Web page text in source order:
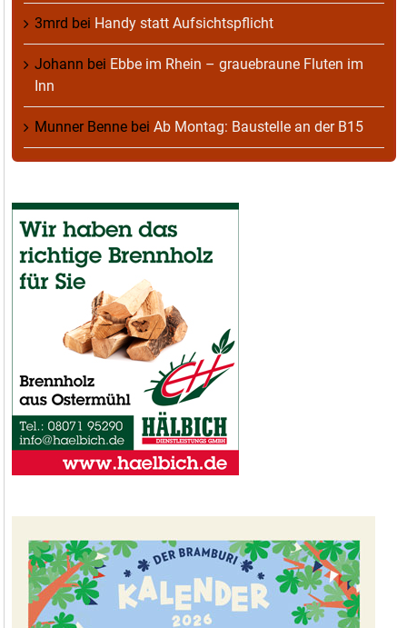
3mrd bei Handy statt Aufsichtspflicht
Johann bei Ebbe im Rhein – grauebraune Fluten im
Inn
Munner Benne bei Ab Montag: Baustelle an der B15